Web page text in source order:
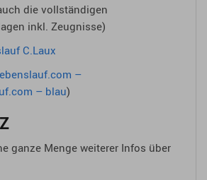
die vollständigen
inkl. Zeugnisse)
C.Laux
–
– blau)
ganze Menge weiterer Infos über